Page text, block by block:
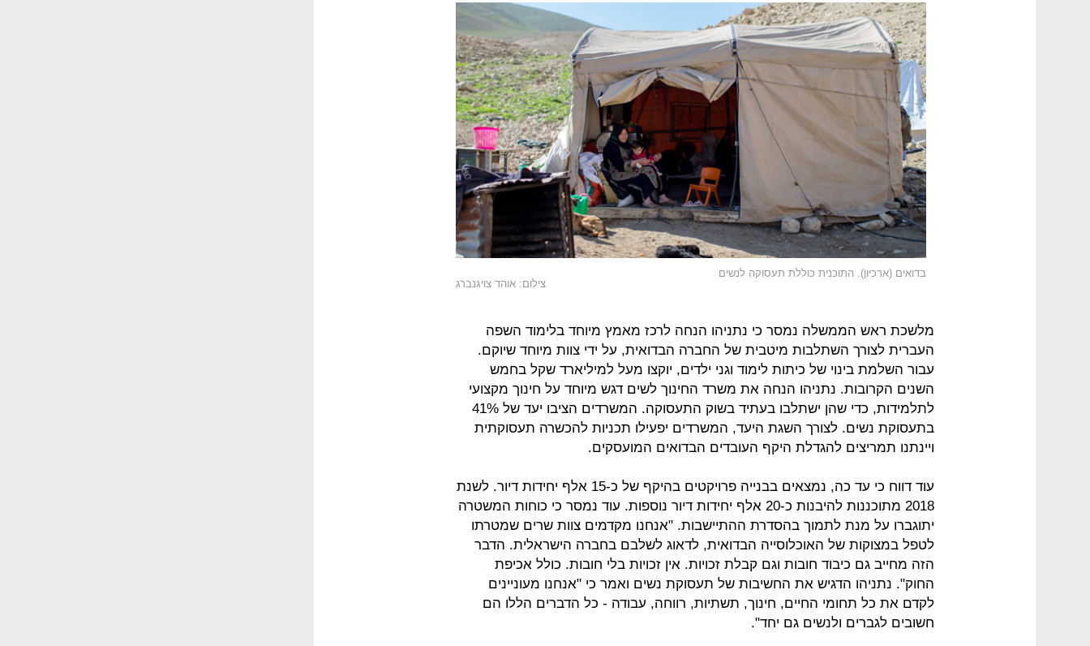
בדואים (ארכיון). התוכנית כוללת תעסוקה לנשים
צילום: אוהד צויגנברג
מלשכת ראש הממשלה נמסר כי נתניהו הנחה לרכז מאמץ מיוחד בלימוד השפה
העברית לצורך השתלבות מיטבית של החברה הבדואית, על ידי צוות מיוחד שיוקם.
עבור השלמת בינוי של כיתות לימוד וגני ילדים, יוקצו מעל למיליארד שקל בחמש
השנים הקרובות. נתניהו הנחה את משרד החינוך לשים דגש מיוחד על חינוך מקצועי
לתלמידות, כדי שהן ישתלבו בעתיד בשוק התעסוקה. המשרדים הציבו יעד של 41%
בתעסוקת נשים. לצורך השגת היעד, המשרדים יפעילו תכניות להכשרה תעסוקתית
ויינתנו תמריצים להגדלת היקף העובדים הבדואים המועסקים.
עוד דווח כי עד כה, נמצאים בבנייה פרויקטים בהיקף של כ-15 אלף יחידות דיור. לשנת
2018 מתוכננות להיבנות כ-20 אלף יחידות דיור נוספות. עוד נמסר כי כוחות המשטרה
יתוגברו על מנת לתמוך בהסדרת ההתיישבות. "אנחנו מקדמים צוות שרים שמטרתו
לטפל במצוקות של האוכלוסייה הבדואית, לדאוג לשלבם בחברה הישראלית. הדבר
הזה מחייב גם כיבוד חובות וגם קבלת זכויות. אין זכויות בלי חובות. כולל אכיפת
החוק". נתניהו הדגיש את החשיבות של תעסוקת נשים ואמר כי "אנחנו מעוניינים
לקדם את כל תחומי החיים, חינוך, תשתיות, רווחה, עבודה - כל הדברים הללו הם
חשובים לגברים ולנשים גם יחד".